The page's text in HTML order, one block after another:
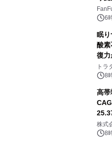
6
眠
酸
復力
トラ
8
高帯
拡大
株式
8